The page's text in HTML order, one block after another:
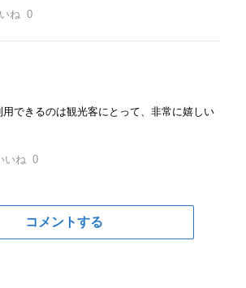
0
できるのは観光客にとって、非常に嬉しい
0
コメントする